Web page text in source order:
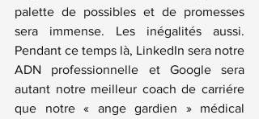
palette de possibles et de promesses
sera immense. Les inégalités aussi.
Pendant ce temps là, LinkedIn sera notre
ADN professionnelle et Google sera
autant notre meilleur coach de carriére
que notre « ange gardien » médical